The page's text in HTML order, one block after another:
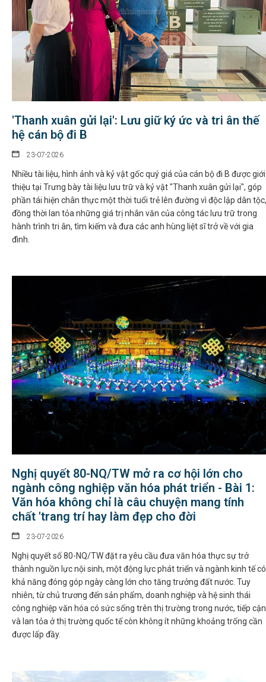
'Thanh xuân gửi lại': Lưu giữ ký ức và tri ân thế
hệ cán bộ đi B
23-07-2026
Nhiều tài liệu, hình ảnh và kỷ vật gốc quý giá của cán bộ đi B được giới
thiệu tại Trưng bày tài liệu lưu trữ và kỷ vật "Thanh xuân gửi lại", góp
phần tái hiện chân thực một thời tuổi trẻ lên đường vì độc lập dân tộc,
đồng thời lan tỏa những giá trị nhân văn của công tác lưu trữ trong
hành trình tri ân, tìm kiếm và đưa các anh hùng liệt sĩ trở về với gia
đình.
Nghị quyết 80-NQ/TW mở ra cơ hội lớn cho
ngành công nghiệp văn hóa phát triển - Bài 1:
Văn hóa không chỉ là câu chuyện mang tính
chất 'trang trí hay làm đẹp cho đời
23-07-2026
Nghị quyết số 80-NQ/TW đặt ra yêu cầu đưa văn hóa thực sự trở
thành nguồn lực nội sinh, một động lực phát triển và ngành kinh tế có
khả năng đóng góp ngày càng lớn cho tăng trưởng đất nước. Tuy
nhiên, từ chủ trương đến sản phẩm, doanh nghiệp và hệ sinh thái
công nghiệp văn hóa có sức sống trên thị trường trong nước, tiếp cận
và lan tỏa ở thị trường quốc tế còn không ít những khoảng trống cần
được lấp đầy.